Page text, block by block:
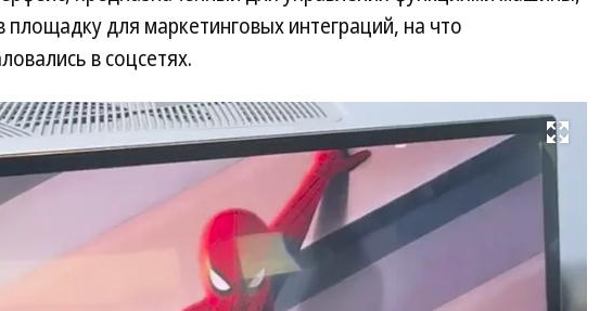
площадку для маркетинговых интеграций, на что
в соцсетях.
Развернуть на весь экран